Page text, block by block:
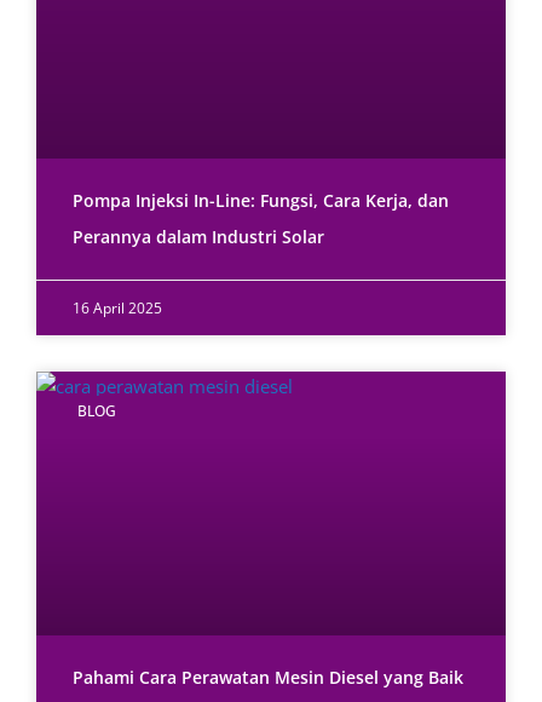
Pompa Injeksi In-Line: Fungsi, Cara Kerja, dan
Perannya dalam Industri Solar
16 April 2025
BLOG
Pahami Cara Perawatan Mesin Diesel yang Baik